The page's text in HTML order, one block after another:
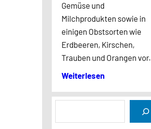
Gemüse und
Milchprodukten sowie in
einigen Obstsorten wie
Erdbeeren, Kirschen,
Trauben und Orangen vor.
Weiterlesen